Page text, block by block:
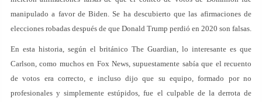
manipulado a favor de Biden. Se ha descubierto que las afirmaciones de
elecciones robadas después de que Donald Trump perdió en 2020 son falsas.
En esta historia, según el británico The Guardian, lo interesante es que
Carlson, como muchos en Fox News, supuestamente sabía que el recuento
de votos era correcto, e incluso dijo que su equipo, formado por no
profesionales y simplemente estúpidos, fue el culpable de la derrota de